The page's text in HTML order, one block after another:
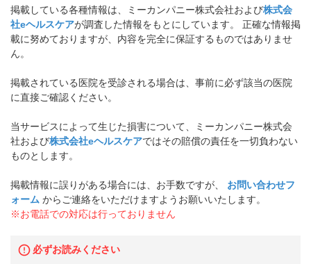
掲載している各種情報は、ミーカンパニー株式会社および株式会
社eヘルスケアが調査した情報をもとにしています。 正確な情報掲
載に努めておりますが、内容を完全に保証するものではありませ
ん。
掲載されている医院を受診される場合は、事前に必ず該当の医院
に直接ご確認ください。
当サービスによって生じた損害について、ミーカンパニー株式会
社および株式会社eヘルスケアではその賠償の責任を一切負わない
ものとします。
掲載情報に誤りがある場合には、お手数ですが、
お問い合わせフ
ォーム からご連絡をいただけますようお願いいたします。
※お電話での対応は行っておりません
必ずお読みください